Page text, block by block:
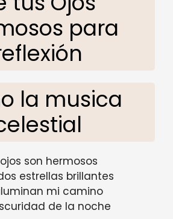
para
la musica
son hermosos
estrellas brillantes
mi camino
de la noche